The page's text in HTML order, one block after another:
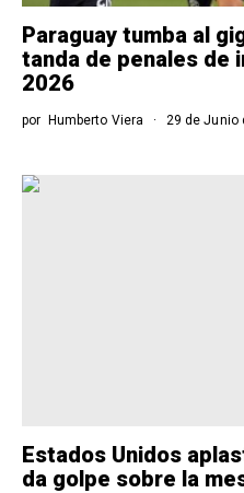
Paraguay tumba al
tanda de penales de
2026
por Humberto Viera 29 de Junio
Estados Unidos
da golpe sobre la